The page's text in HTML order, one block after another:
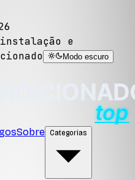
e
Modo escuro
Sobre Categorias